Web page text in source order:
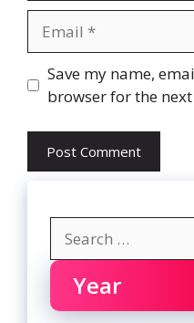
Website
Save my name,
browser for the
for:
Year